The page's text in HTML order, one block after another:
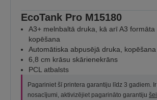
EcoTank Pro M15180
A3+ melnbaltā druka, kā arī A3 formāta
kopēšana
Automātiska abpusējā druka,
6,8 cm krāsu skārienekrāns
PCL atbalsts
Pagariniet šī printera garantiju līdz 3 gadiem.
nosacījumi, aktivizējiet pagarināto garantiju